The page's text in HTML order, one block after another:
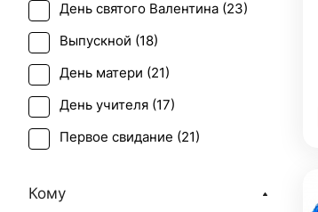
День святого Валентина (23)
Выпускной (18)
День матери (21)
День учителя (17)
Первое свидание (21)
Рождение ребенка (
Кому